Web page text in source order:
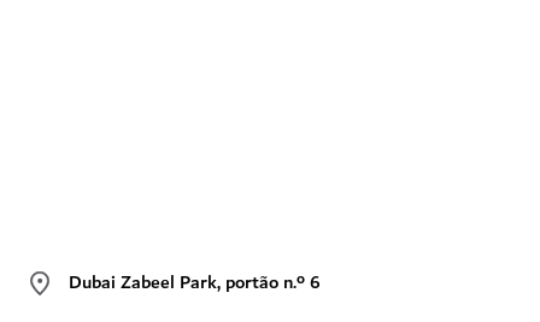
Dubai Zabeel Park, portão n.º 6